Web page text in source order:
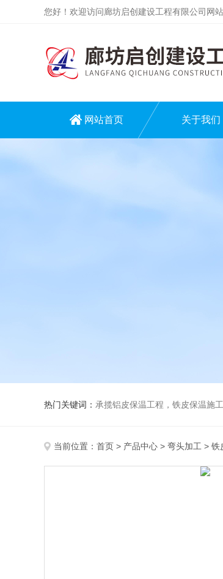
您好！欢迎访问廊坊启创建设工程有限公司网站
网站首页 关于我们
热门关键词： 承揽铝皮保温工程，铁皮保温施
当前位置： 首页 > 产品中心 > 弯头加工 > 铁